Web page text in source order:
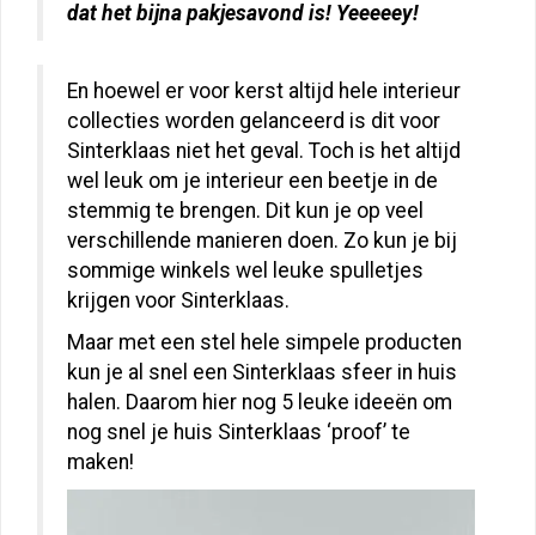
dat het bijna pakjesavond is! Yeeeeey!
En hoewel er voor kerst altijd hele interieur
collecties worden gelanceerd is dit voor
Sinterklaas niet het geval. Toch is het altijd
wel leuk om je interieur een beetje in de
stemmig te brengen. Dit kun je op veel
verschillende manieren doen. Zo kun je bij
sommige winkels wel leuke spulletjes
krijgen voor Sinterklaas.
Maar met een stel hele simpele producten
kun je al snel een Sinterklaas sfeer in huis
halen. Daarom hier nog 5 leuke ideeën om
nog snel je huis Sinterklaas ‘proof’ te
maken!